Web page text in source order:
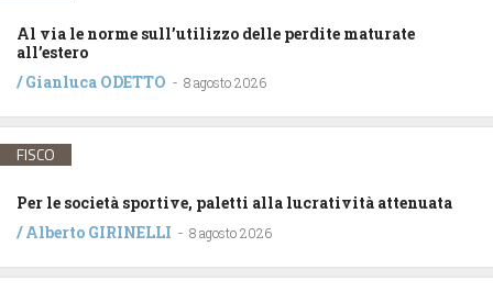
Al via le norme sull’utilizzo delle perdite maturate
all’estero
/Gianluca ODETTO - 8 agosto 2026
FISCO
Per le società sportive, paletti alla lucratività attenuata
/Alberto GIRINELLI - 8 agosto 2026